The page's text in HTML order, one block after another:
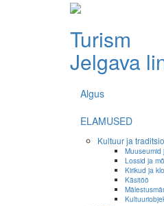
Turism
Jelgava
Algus
ELAMUSED
Kultuur ja
Muuseumid
Lossid ja
Kirikud ja
Käsitöö